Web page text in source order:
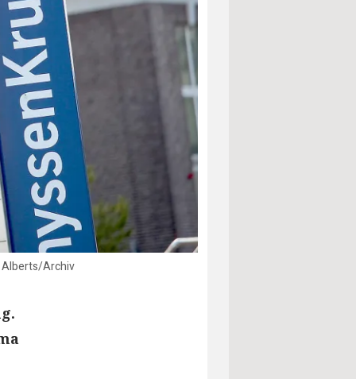
Alberts/Archiv